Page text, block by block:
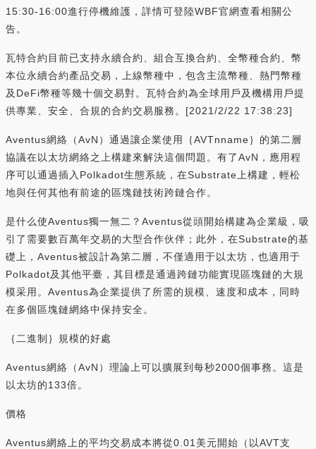
15:30-16:00進行停機維護，詳情可登陸WBF官網查看相關公
告。
瓦特合約目前已支持永續合約、組合互換合約、全幣種合約、幣
本位永續合約產品交易，上線幣種中，包含主流幣種、熱門幣種
及DeFi幣種等幾十個交易對。瓦特合約為全球用戶及機構用戶提
供專業、安全、合規的合約交易服務。[2021/2/22 17:38:23]
Aventus網絡（AvN）通過讓企業使用｛AVTnname｝的第二層
協議在以太坊網絡之上構建來解決這個問題。有了AvN，應用程
序可以通過插入Polkadot生態系統，在Substrate上構建，輕松
地與任何其他有前途的區塊鏈技術跨鏈合作。
是什么使Aventus獨一無二？Aventus從頭開始構建為企業級，吸
引了需要數百萬年交易的大型合作伙伴；此外，在Substrate的基
礎上，Aventus被設計為第二層，不僅適用于以太坊，也適用于
Polkadot及其他平臺，其目標是通過跨鏈功能實現區塊鏈的大規
模采用。Aventus為企業提供了所需的規模、速度和成本，同時
在多個區塊鏈網絡中保持安全。
｛二進制｝規模的好處
Aventus網絡（AvN）理論上可以擴展到每秒2000個事務。這是
以太坊的133倍。
價格
Aventus網絡上的平均交易成本將從0.01美元開始（以AVT支